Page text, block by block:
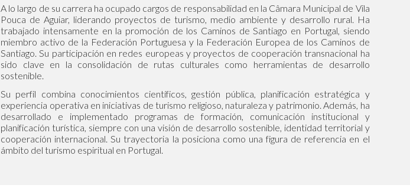
A lo largo de su carrera ha ocupado cargos de responsabilidad en la Câmara Municipal de Vila
Pouca de Aguiar, liderando proyectos de turismo, medio ambiente y desarrollo rural. Ha
trabajado intensamente en la promoción de los Caminos de Santiago en Portugal, siendo
miembro activo de la Federación Portuguesa y la Federación Europea de los Caminos de
Santiago. Su participación en redes europeas y proyectos de cooperación transnacional ha
sido clave en la consolidación de rutas culturales como herramientas de desarrollo
sostenible.
Su perfil combina conocimientos científicos, gestión pública, planificación estratégica y
experiencia operativa en iniciativas de turismo religioso, naturaleza y patrimonio. Además, ha
desarrollado e implementado programas de formación, comunicación institucional y
planificación turística, siempre con una visión de desarrollo sostenible, identidad territorial y
cooperación internacional. Su trayectoria la posiciona como una figura de referencia en el
ámbito del turismo espiritual en Portugal.